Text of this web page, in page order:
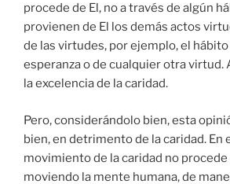
procede de El, no a través de algún
provienen de El los demás actos
de las virtudes, por ejemplo, el hábito
esperanza o de cualquier otra virtud.
la excelencia de la caridad.
Pero, considerándolo bien, esta
bien, en detrimento de la caridad. En
movimiento de la caridad no
moviendo la mente humana, de